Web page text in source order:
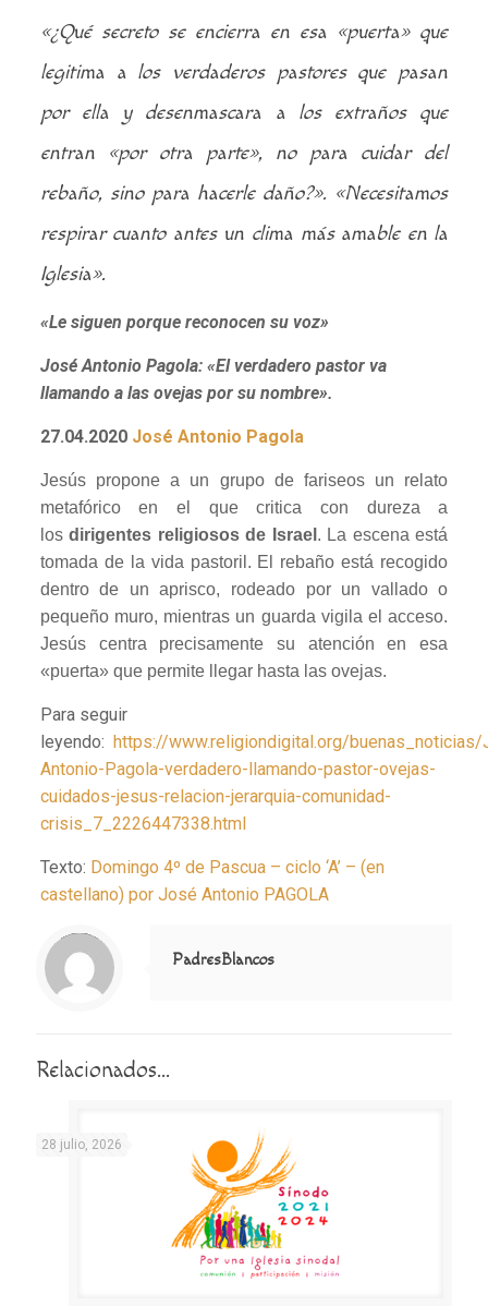
«¿Qué secreto se encierra en esa «puerta» que
legitima a los verdaderos pastores que pasan
por ella y desenmascara a los extraños que
entran «por otra parte», no para cuidar del
rebaño, sino para hacerle daño?». «Necesitamos
respirar cuanto antes un clima más amable en la
Iglesia».
«Le siguen porque reconocen su voz»
José Antonio Pagola: «El verdadero pastor va
llamando a las ovejas por su nombre».
27.04.2020 José Antonio Pagola
Jesús propone a un grupo de fariseos un relato
metafórico en el que critica con dureza a
losdirigentes religiosos de Israel . La escena está
tomada de la vida pastoril. El rebaño está recogido
dentro de un aprisco, rodeado por un vallado o
pequeño muro, mientras un guarda vigila el acceso.
Jesús centra precisamente su atención en esa
«puerta» que permite llegar hasta las ovejas.
Para seguir
leyendo: https://www.religiondigital.org/
Antonio-Pagola-verdadero-llamando-pastor-ovejas-
cuidados-jesus-relacion-jerarquia-comunidad-
crisis_7_2226447338.html
Texto: Domingo 4º de Pascua – ciclo ‘A’ – (en
castellano) por José Antonio PAGOLA
Notice
: Trying to access array offset on value of type null in
/home/misioner/public_html/padresblancos/themes/betheme/includes/content-single.php
on line
286
PadresBlancos
Relacionados...
28 julio, 2026